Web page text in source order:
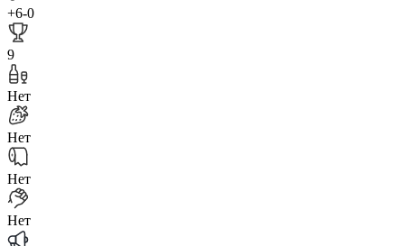
+6-0
9
Нет
Нет
Нет
Нет